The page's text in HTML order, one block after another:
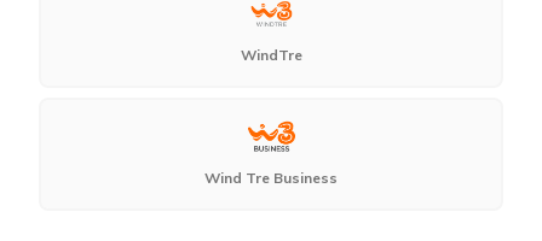
WindTre
Wind Tre Business